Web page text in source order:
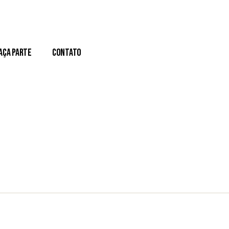
Parte Contato